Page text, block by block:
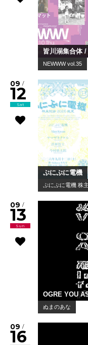
皆川溺集合体
NEWWW vol.35
09 /
12
Sat
ぷにぷに電機
ぷにぷに電機 株
09 /
13
Sun
OGRE YOU
ぬまのあな
09 /
16